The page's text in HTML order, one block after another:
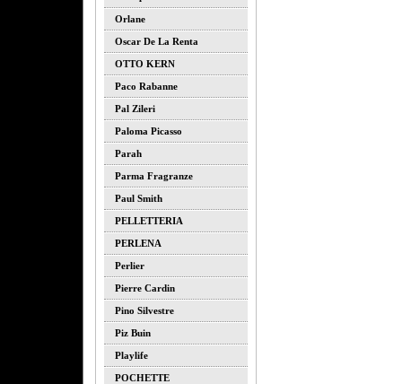
Orlane
Oscar De La Renta
OTTO KERN
Paco Rabanne
Pal Zileri
Paloma Picasso
Parah
Parma Fragranze
Paul Smith
PELLETTERIA
PERLENA
Perlier
Pierre Cardin
Pino Silvestre
Piz Buin
Playlife
POCHETTE